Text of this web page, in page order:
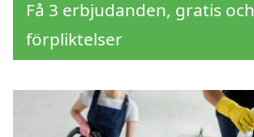
Få 3 erbjudanden, gratis
förpliktelser